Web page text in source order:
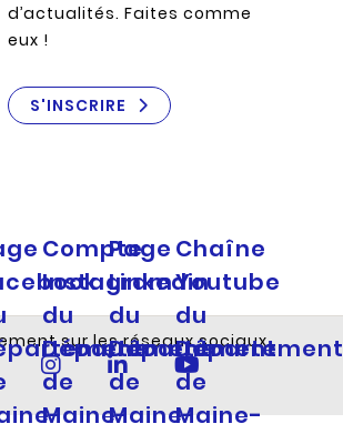
d’actualités. Faites comme
eux !
S'INSCRIRE
sur les réseaux sociaux
Compte
Instagram
du
Département
de
Maine-
Page
Linkedin
du
Département
de
Maine-
Chaîne
Youtube
du
Département
de
Maine-